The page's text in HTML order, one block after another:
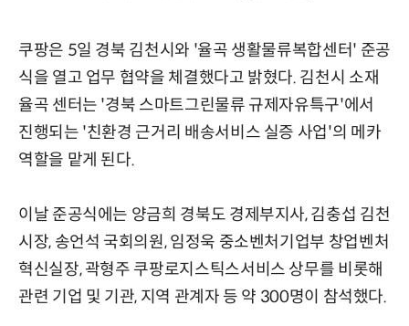
쿠팡은 5일 경북 김천시와 '율곡 생활물류복합센터' 준공
식을 열고 업무 협약을 체결했다고 밝혔다. 김천시 소재
율곡 센터는 '경북 스마트그린물류 규제자유특구'에서
진행되는 '친환경 근거리 배송서비스 실증 사업'의 메카
역할을 맡게 된다.
이날 준공식에는 양금희 경북도 경제부지사, 김충섭 김천
시장, 송언석 국회의원, 임정욱 중소벤처기업부 창업벤처
혁신실장, 곽형주 쿠팡로지스틱스서비스 상무를 비롯해
관련 기업 및 기관, 지역 관계자 등 약 300명이 참석했다.